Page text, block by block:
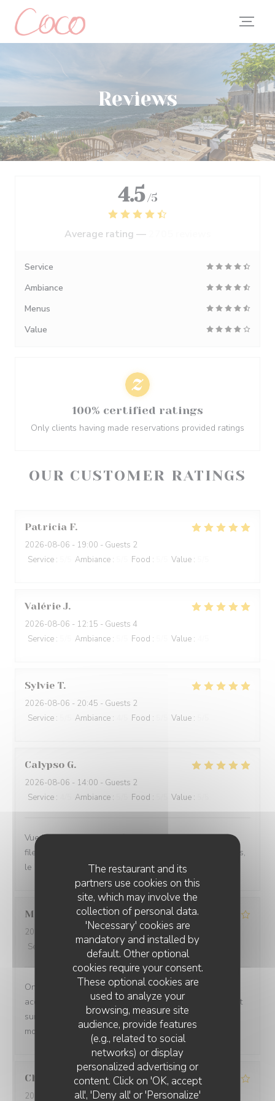
Personalizing your cookie choices
The restaurant and its
partners use cookies on this
site, which may involve the
collection of personal data.
'Necessary' cookies are
mandatory and installed by
default. Other optional
cookies require your consent.
These optional cookies are
used to analyze your
browsing, measure site
audience, provide features
(e.g., related to social
networks) or display
personalized advertising or
content. Click on 'OK, accept
all', 'Deny all' or 'Personalize'
Reviews
OUR CUSTOMER RATINGS
Patricia F
2026-08-06 - 19:00 - Guests 2
Service : Ambiance : Food : Value :
Valérie J
2026-08-06 - 12:15 - Guests 4
Service : Ambiance : Food : Value :
Sylvie T
2026-08-06 - 20:45 - Guests 2
Service : Ambiance : Food : Value :
Calypso G
2026-08-06 - 14:00 - Guests 2
Service : Ambiance : Food : Value :
Vue incroyable, service très professionnel et rapide. Le
filet de bar les frites de patate douce étaient excellentes,
le cheeseburger très bon également.
Marie
2026-08-04
- 12:30 - Guests 4
Service
Ambiance: 5 /5 Food :5 /5 Value:
On ne sait plus … si c est la vue imprenable qui
accompagne les plats ou si ce sont les plats qui priment
sur la vue imprenable!!!!! Le tout à savourer sans
modération .
Christiane K
2026-08-06
- 12:15 - Guests 6
4.5 /5
Average rating —
Service
Ambiance
Menus
Value
100% certified ratings
Only clients having made reservations provided ratings